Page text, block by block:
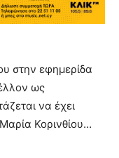
στην εφημερίδα
ως
να έχει
Κορινθίου…